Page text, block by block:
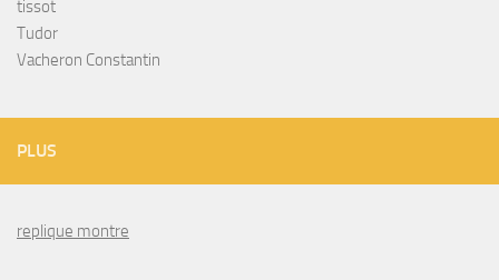
tissot
Tudor
Vacheron Constantin
PLUS
replique montre